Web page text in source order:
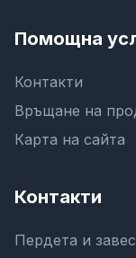
Помощна
Контакти
Връщане на
Карта на сайта
Контакти
Пердета и